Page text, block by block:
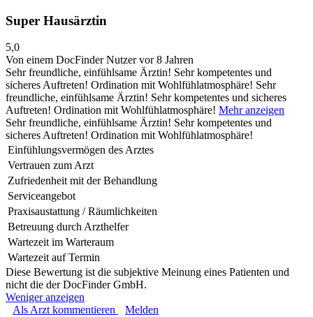
Super Hausärztin
5,0
Von einem DocFinder Nutzervor 8 Jahren
Sehr freundliche, einfühlsame Ärztin! Sehr kompetentes und
sicheres Auftreten! Ordination mit Wohlfühlatmosphäre! Sehr
freundliche, einfühlsame Ärztin! Sehr kompetentes und sicheres
Auftreten! Ordination mit Wohlfühlatmosphäre! Mehr anzeigen
Sehr freundliche, einfühlsame Ärztin! Sehr kompetentes und
sicheres Auftreten! Ordination mit Wohlfühlatmosphäre!
Einfühlungsvermögen des Arztes
Vertrauen zum Arzt
Zufriedenheit mit der Behandlung
Serviceangebot
Praxisaustattung / Räumlichkeiten
Betreuung durch Arzthelfer
Wartezeit im Warteraum
Wartezeit auf Termin
Diese Bewertung ist die subjektive Meinung eines Patienten und
nicht die der DocFinder GmbH.
Weniger anzeigen
Als Arzt kommentieren
Melden